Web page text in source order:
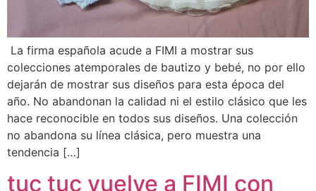
La firma española acude a FIMI a mostrar sus
colecciones atemporales de bautizo y bebé, no por ello
dejarán de mostrar sus diseños para esta época del
año. No abandonan la calidad ni el estilo clásico que les
hace reconocible en todos sus diseños. Una colección
no abandona su línea clásica, pero muestra una
tendencia […]
tuc tuc vuelve a FIMI con